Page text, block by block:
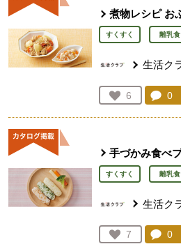
煮物レシピ お
すくすく 離乳食
生活ク
お気に入り
6
人が登録
コ
0
手づかみ食べ
すくすく 離乳食
生活ク
お気に入り
7
人が登録
コ
0